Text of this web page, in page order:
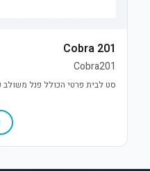
Cobra 201
Cobra201
סט לבית פרטי הכולל פנל משולב